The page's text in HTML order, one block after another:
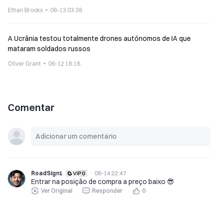
Ethan Brooks 06-13 03:38
A Ucrânia testou totalmente drones autónomos de IA que
mataram soldados russos
Oliver Grant 06-12 18:18
Comentar
RoadSign1 · 06-14 22:47
Entrar na posição de compra a preço baixo 😎
Ver Original Responder 0